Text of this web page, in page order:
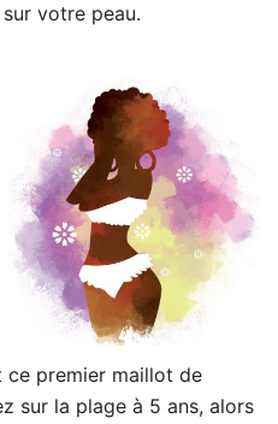
votre peau.
ce premier maillot de
sur la plage à 5 ans, alors